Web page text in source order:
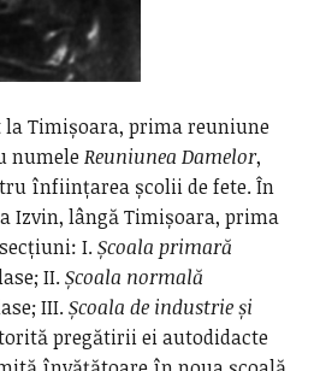
Timișoara, prima reuniune
numeleReuniunea Damelor,
înființarea școlii de fete. În
Izvin, lângă Timișoara, prima
I.Școala primară
II.Școala normală
III.Școala de industrie și
pregătirii ei autodidacte